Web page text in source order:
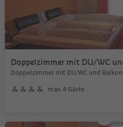
Doppelzimmer mit DU/WC
Doppelzimmer mit DU/WC und Balkon
max. 4 Gäste